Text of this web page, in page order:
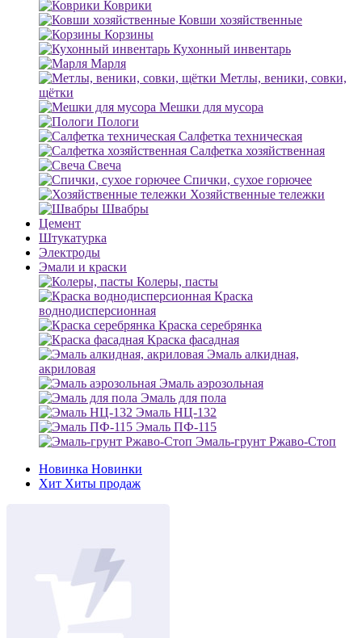
Коврики
Ковши хозяйственные
Корзины
Кухонный инвентарь
Марля
Метлы, веники, совки,
щётки
Мешки для мусора
Пологи
Салфетка техническая
Салфетка хозяйственная
Свеча
Спички, сухое горючее
Хозяйственные тележки
Швабры
Цемент
Штукатурка
Электроды
Эмали и краски
Колеры, пасты
Краска
воднодисперсионная
Краска серебрянка
Краска фасадная
Эмаль алкидная,
акриловая
Эмаль аэрозольная
Эмаль для пола
Эмаль НЦ-132
Эмаль ПФ-115
Эмаль-грунт Ржаво-Стоп
Новинка Новинки
Хит Хиты продаж